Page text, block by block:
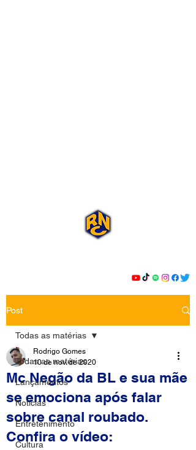
Post
Todas as matérias
Lançamentos
Notícias
Entretenimento
Cultura
Todas as matérias
Mc Negão da BL e sua mãe
se emociona após falar
sobre canal roubado.
Confira o vídeo:
Rodrigo Gomes
10 de nov. de 2020